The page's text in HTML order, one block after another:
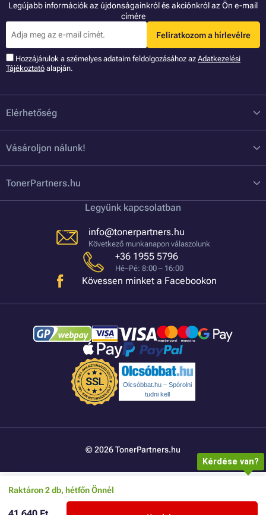
Raktáron 2 db, hétfőn Önnél
Legújabb információk az újdonságainkról és akciónkról az Ön e-mail
címére
Feliratkozom a hírlevélre
Hozzájárulok a szémelyes adataim feldolgozásához az Adatkezelési
Tájékoztató alapján.
Elérhetőség
Vásároljon nálunk!
TonerPartners.hu
Legyünk kapcsolatban
info@tonerpartners.hu
Következő munkanapon válaszolunk
+36 1955 5796
Hé–Pé: 8:00 – 16:00
Kövessen minket a Facebookon
Olcsóbbat.hu – Spórolni
tudni kell
© 2026 TonerPartners.hu
Kérdése van?